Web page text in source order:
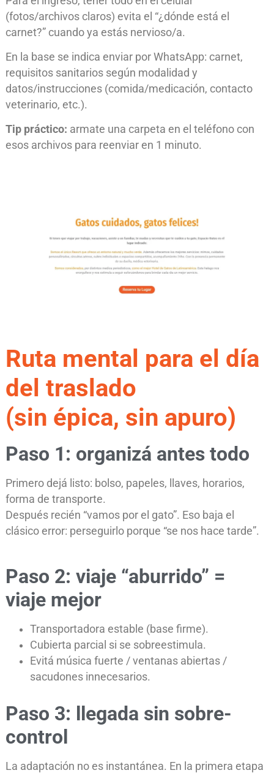
(fotos/archivos claros) evita el “¿dónde está el
carnet?” cuando ya estás nervioso/a.
En la base se indica enviar por WhatsApp: carnet,
requisitos sanitarios según modalidad y
datos/instrucciones (comida/medicación, contacto
veterinario, etc.).
Tip práctico: armate una carpeta en el teléfono con
esos archivos para reenviar en 1 minuto.
Ruta mental para el día
del traslado
(sin épica, sin apuro)
Paso 1: organizá antes todo
Primero dejá listo: bolso, papeles, llaves, horarios,
forma de transporte.
Después recién “vamos por el gato”. Eso baja el
clásico error: perseguirlo porque “se nos hace tarde”.
Paso 2: viaje “aburrido” =
viaje mejor
Transportadora estable (base firme).
Cubierta parcial si se sobreestimula.
Evitá música fuerte / ventanas abiertas /
sacudones innecesarios.
Paso 3: llegada sin sobre-
control
La adaptación no es instantánea. En la primera etapa